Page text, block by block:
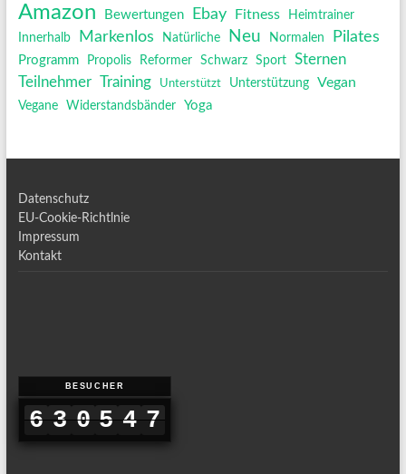
Amazon Bewertungen Ebay Fitness
Heimtrainer
Innerhalb
Markenlos Natürliche Neu Normalen Pilates
Programm Propolis Reformer Schwarz Sport Sternen
Teilnehmer Training Unterstützt Unterstützung Vegan
Vegane Widerstandsbänder Yoga
Datenschutz
EU-Cookie-Richtlnie
Impressum
Kontakt
BESUCHER
6
6 3
3 0
0 5
5 4
4 7
7